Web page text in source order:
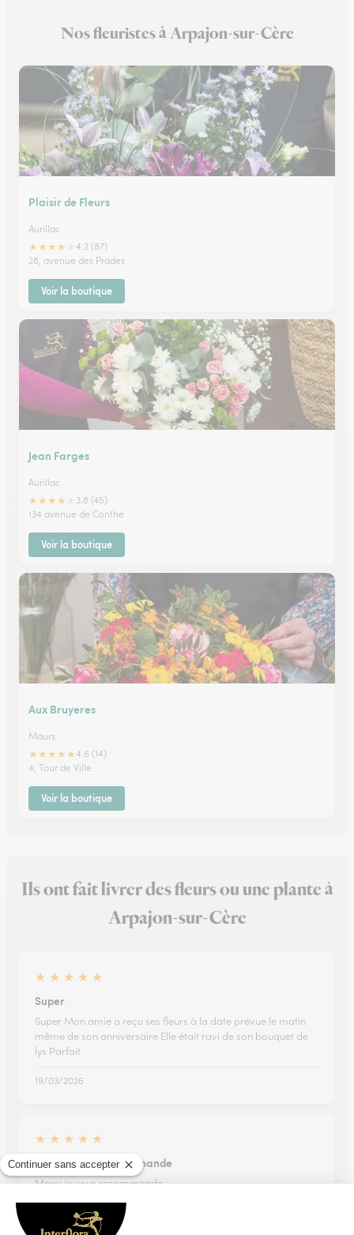
Nos fleuristes à Arpajon-sur-Cère
Plaisir de Fleurs
Aurillac
★★★★
4.2 (87)
28, avenue des Prades
Voir la boutique
Jean Farges
Aurillac
★★★★
3.8 (45)
134 avenue de Conthe
Voir la boutique
Aux Bruyeres
Maurs
★★★★★4.6 (14)
4, Tour de Ville
Voir la boutique
Ils ont fait livrer des fleurs ou une plante à
Arpajon-sur-Cère
★ ★ ★ ★ ★
Super
Super Mon amie a reçu ses fleurs à la date prévue le matin
même de son anniversaire Elle était ravi de son bouquet de
lys Parfait
19/03/2026
★ ★ ★ ★ ★
Merci je vous recommande
Merci je vous recommande
22/07/2026